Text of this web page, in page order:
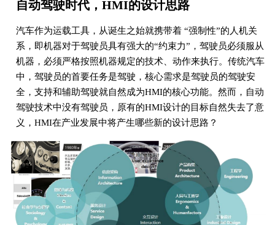
自动驾驶时代，HMI的设计思路
汽车作为运载工具，从诞生之始就携带着 “强制性”的人机关
系，即机器对于驾驶员具有强大的“约束力”，驾驶员必须服从
机器，必须严格按照机器规定的技术、动作来执行。传统汽车
中，驾驶员的首要任务是驾驶，核心需求是驾驶员的驾驶安
全，支持和辅助驾驶就自然成为HMI的核心功能。然而，自动
驾驶技术中没有驾驶员，原有的HMI设计的目标自然失去了意
义，HMI在产业发展中将产生哪些新的设计思路？